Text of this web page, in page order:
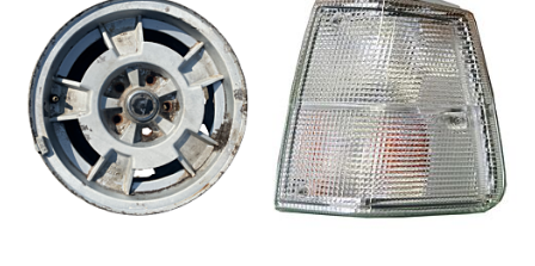
WISH
LIST
COMPARE
WISH
LIST
COMPARE